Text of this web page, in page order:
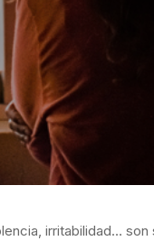
irritabilidad…